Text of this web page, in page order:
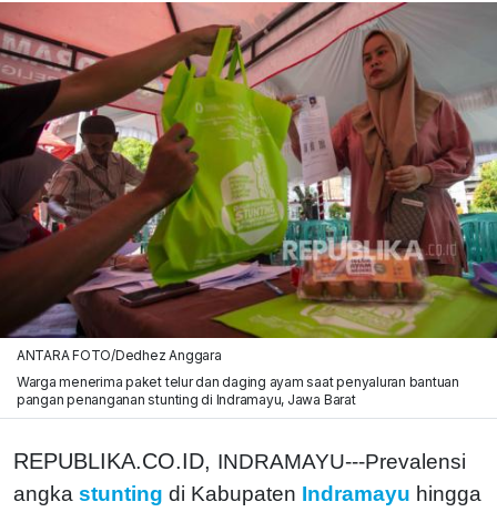
ANTARA FOTO/Dedhez Anggara
Warga menerima paket telur dan daging ayam saat penyaluran bantuan
pangan penanganan stunting di Indramayu, Jawa Barat
REPUBLIKA.CO.ID, INDRAMAYU---Prevalensi
angka stunting di Kabupaten Indramayu hingga